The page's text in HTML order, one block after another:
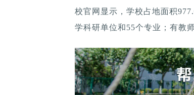
校官网显示，学校占地面积
学科研单位和55个专业；有教